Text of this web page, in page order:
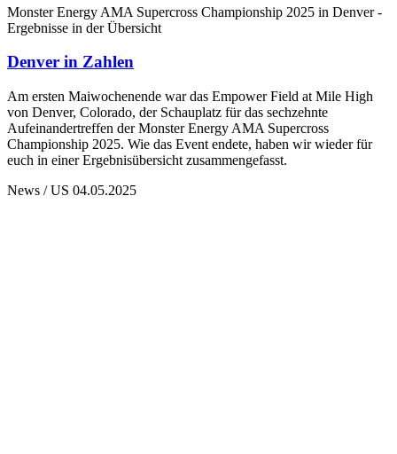
Monster Energy AMA Supercross Championship 2025 in Denver -
Ergebnisse in der Übersicht
Denver in Zahlen
Am ersten Maiwochenende war das Empower Field at Mile High
von Denver, Colorado, der Schauplatz für das sechzehnte
Aufeinandertreffen der Monster Energy AMA Supercross
Championship 2025. Wie das Event endete, haben wir wieder für
euch in einer Ergebnisübersicht zusammengefasst.
News / US 04.05.2025